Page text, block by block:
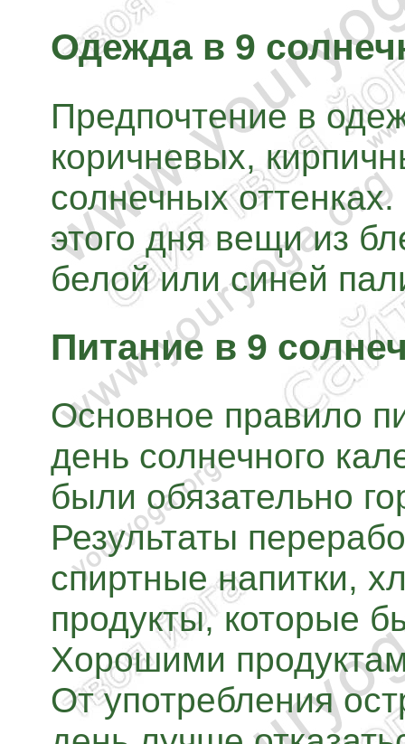
Одежда в 9
Предпочтение в
коричневых,
солнечных
этого дня вещи из
белой или синей
Питание в 9
Основное правило
день солнечного
были обязательно
Результаты
спиртные напитки,
продукты, которые
Хорошими
От употребления